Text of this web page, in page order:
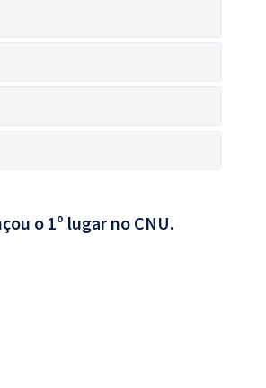
o 1º lugar no CNU.